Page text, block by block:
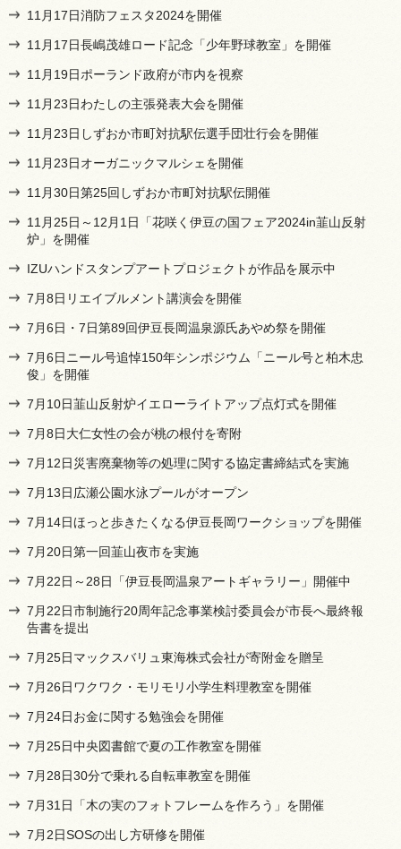
11月17日消防フェスタ2024を開催
11月17日長嶋茂雄ロード記念「少年野球教室」を開催
11月19日ポーランド政府が市内を視察
11月23日わたしの主張発表大会を開催
11月23日しずおか市町対抗駅伝選手団壮行会を開催
11月23日オーガニックマルシェを開催
11月30日第25回しずおか市町対抗駅伝開催
11月25日～12月1日「花咲く伊豆の国フェア2024in韮山反射
炉」を開催
IZUハンドスタンプアートプロジェクトが作品を展示中
7月8日リエイブルメント講演会を開催
7月6日・7日第89回伊豆長岡温泉源氏あやめ祭を開催
7月6日ニール号追悼150年シンポジウム「ニール号と柏木忠
俊」を開催
7月10日韮山反射炉イエローライトアップ点灯式を開催
7月8日大仁女性の会が桃の根付を寄附
7月12日災害廃棄物等の処理に関する協定書締結式を実施
7月13日広瀬公園水泳プールがオープン
7月14日ほっと歩きたくなる伊豆長岡ワークショップを開催
7月20日第一回韮山夜市を実施
7月22日～28日「伊豆長岡温泉アートギャラリー」開催中
7月22日市制施行20周年記念事業検討委員会が市長へ最終報
告書を提出
7月25日マックスバリュ東海株式会社が寄附金を贈呈
7月26日ワクワク・モリモリ小学生料理教室を開催
7月24日お金に関する勉強会を開催
7月25日中央図書館で夏の工作教室を開催
7月28日30分で乗れる自転車教室を開催
7月31日「木の実のフォトフレームを作ろう」を開催
7月2日SOSの出し方研修を開催